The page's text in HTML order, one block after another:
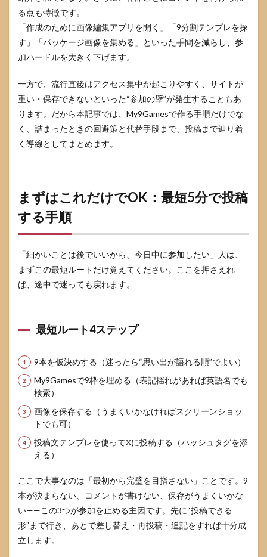
埋ま
らな
い人
の掘
り起
集
4.6
ネタ
バレ
しな
いコ
メン
方テ
ンプ
レ
5
構成
する
のゲ
ると
ーと
注意
点
ネタ
バレ
配慮
の基
本ル
作品
名や
画像
いで
る点も特徴です。
「作成のために画像編集アプリを開く」「9分割テンプレを探
す」「パッケージ画像を集める」といった手間を減らし、参
加ハードルを大きく下げます。
一方で、流行直後はアクセス集中が起こりやすく、サイトが
重い・保存できないといった“参加の壁”が発生することもあ
ります。だから本記事では、My9Gamesで作る手順だけでな
く、詰まったときの回避策と代替手段まで、投稿まで辿り着
く導線としてまとめます。
まずはこれだけでOK：最短5分で投稿
する手順
「細かいことは後でいいから、今日中に参加したい」人は、
まずこの最短ルートだけ覚えてください。ここを押さえれ
ば、途中で迷っても戻れます。
最短ルート4ステップ
9本を仮決めする（迷ったら“思い出が語れる順”でよい）
My9Gamesで9枠を埋める（表記揺れがあれば英語名でも
検索）
画像を保存する（うまくいかなければスクリーンショッ
トでも可）
投稿文テンプレを使ってXに投稿する（ハッシュタグを添
える）
ここで大事なのは「最初から完璧を目指さない」ことです。9
本が決まらない、コメントが書けない、保存がうまくいかな
い——この3つが参加を止める主因です。先に“投稿できる
形”まで行き、あとで差し替え・再投稿・追記をすれば十分成
立します。